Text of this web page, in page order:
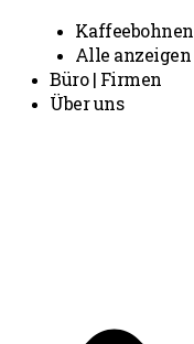
Kaffeebohnen
Alle anzeigen
Büro | Firmen
Über uns